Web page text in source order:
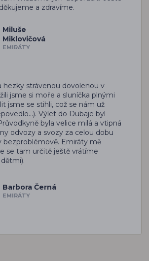
a zdravíme.
Miluše
Miklovičová
EMIRÁTY
hezky strávenou dovolenou v
jsme si moře a sluníčka plnými
jsme se stihli, což se nám už
Výlet do Dubaje byl
byla velice milá a vtipná
odvozy a svozy za celou dobu
bezproblémově. Emiráty mě
se tam určitě ještě vrátíme
Barbora Černá
EMIRÁTY